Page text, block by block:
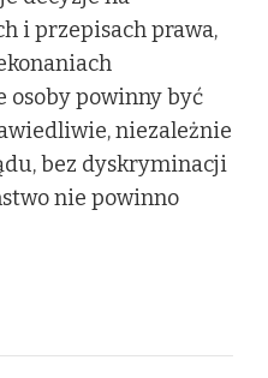
i przepisach prawa,
osoby powinny być
niezależnie
bez dyskryminacji
nie powinno